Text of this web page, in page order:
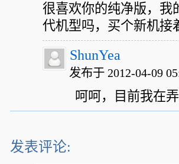
很喜欢你的纯净版，我
代机型吗，买个新机接
ShunYea
发布于 2012-04-09
呵呵，目前我在弄
发表评论: